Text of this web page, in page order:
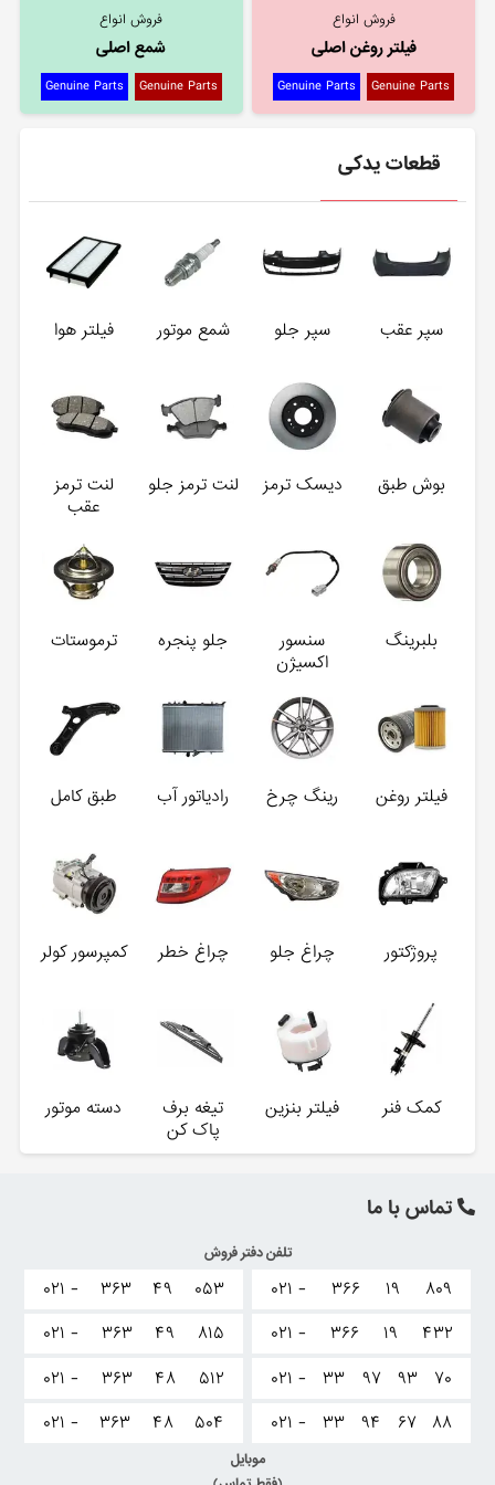
فروش انواع
فیلتر روغن اصلی
Genuine Parts
Genuine Parts
فروش انواع
شمع اصلی
Genuine Parts
Genuine Parts
قطعات یدکی
سپر عقب سپر جلو شمع موتور فیلتر هوا
بوش طبق دیسک ترمز لنت ترمز جلو
لنت ترمز
عقب
بلبرینگ
سنسور
اکسیژن
جلو پنجره ترموستات
فیلتر روغن رینگ چرخ رادیاتور آب طبق کامل
پروژکتور چراغ جلو چراغ خطر کمپرسور کولر
کمک فنر فیلتر بنزین
تیغه برف
پاک کن
دسته موتور
تماس با ما
تلفن دفتر فروش
۰۲۱ - ۳۶۶ ۱۹
۸۰۹
۰۲۱ -
۳۶۶ ۱۹
۴۳۲
۰۲۱ -
۳۳ ۹۷ ۹۳
۷۰
۰۲۱ -
۳۳ ۹۴ ۶۷ ۸۸
۰۲۱ - ۳۶۳ ۴۹
۰۵۳
۰۲۱ -
۳۶۳ ۴۹
۸۱۵
۰۲۱ -
۳۶۳ ۴۸
۵۱۲
۰۲۱ -
۳۶۳ ۴۸ ۵۰۴
موبایل